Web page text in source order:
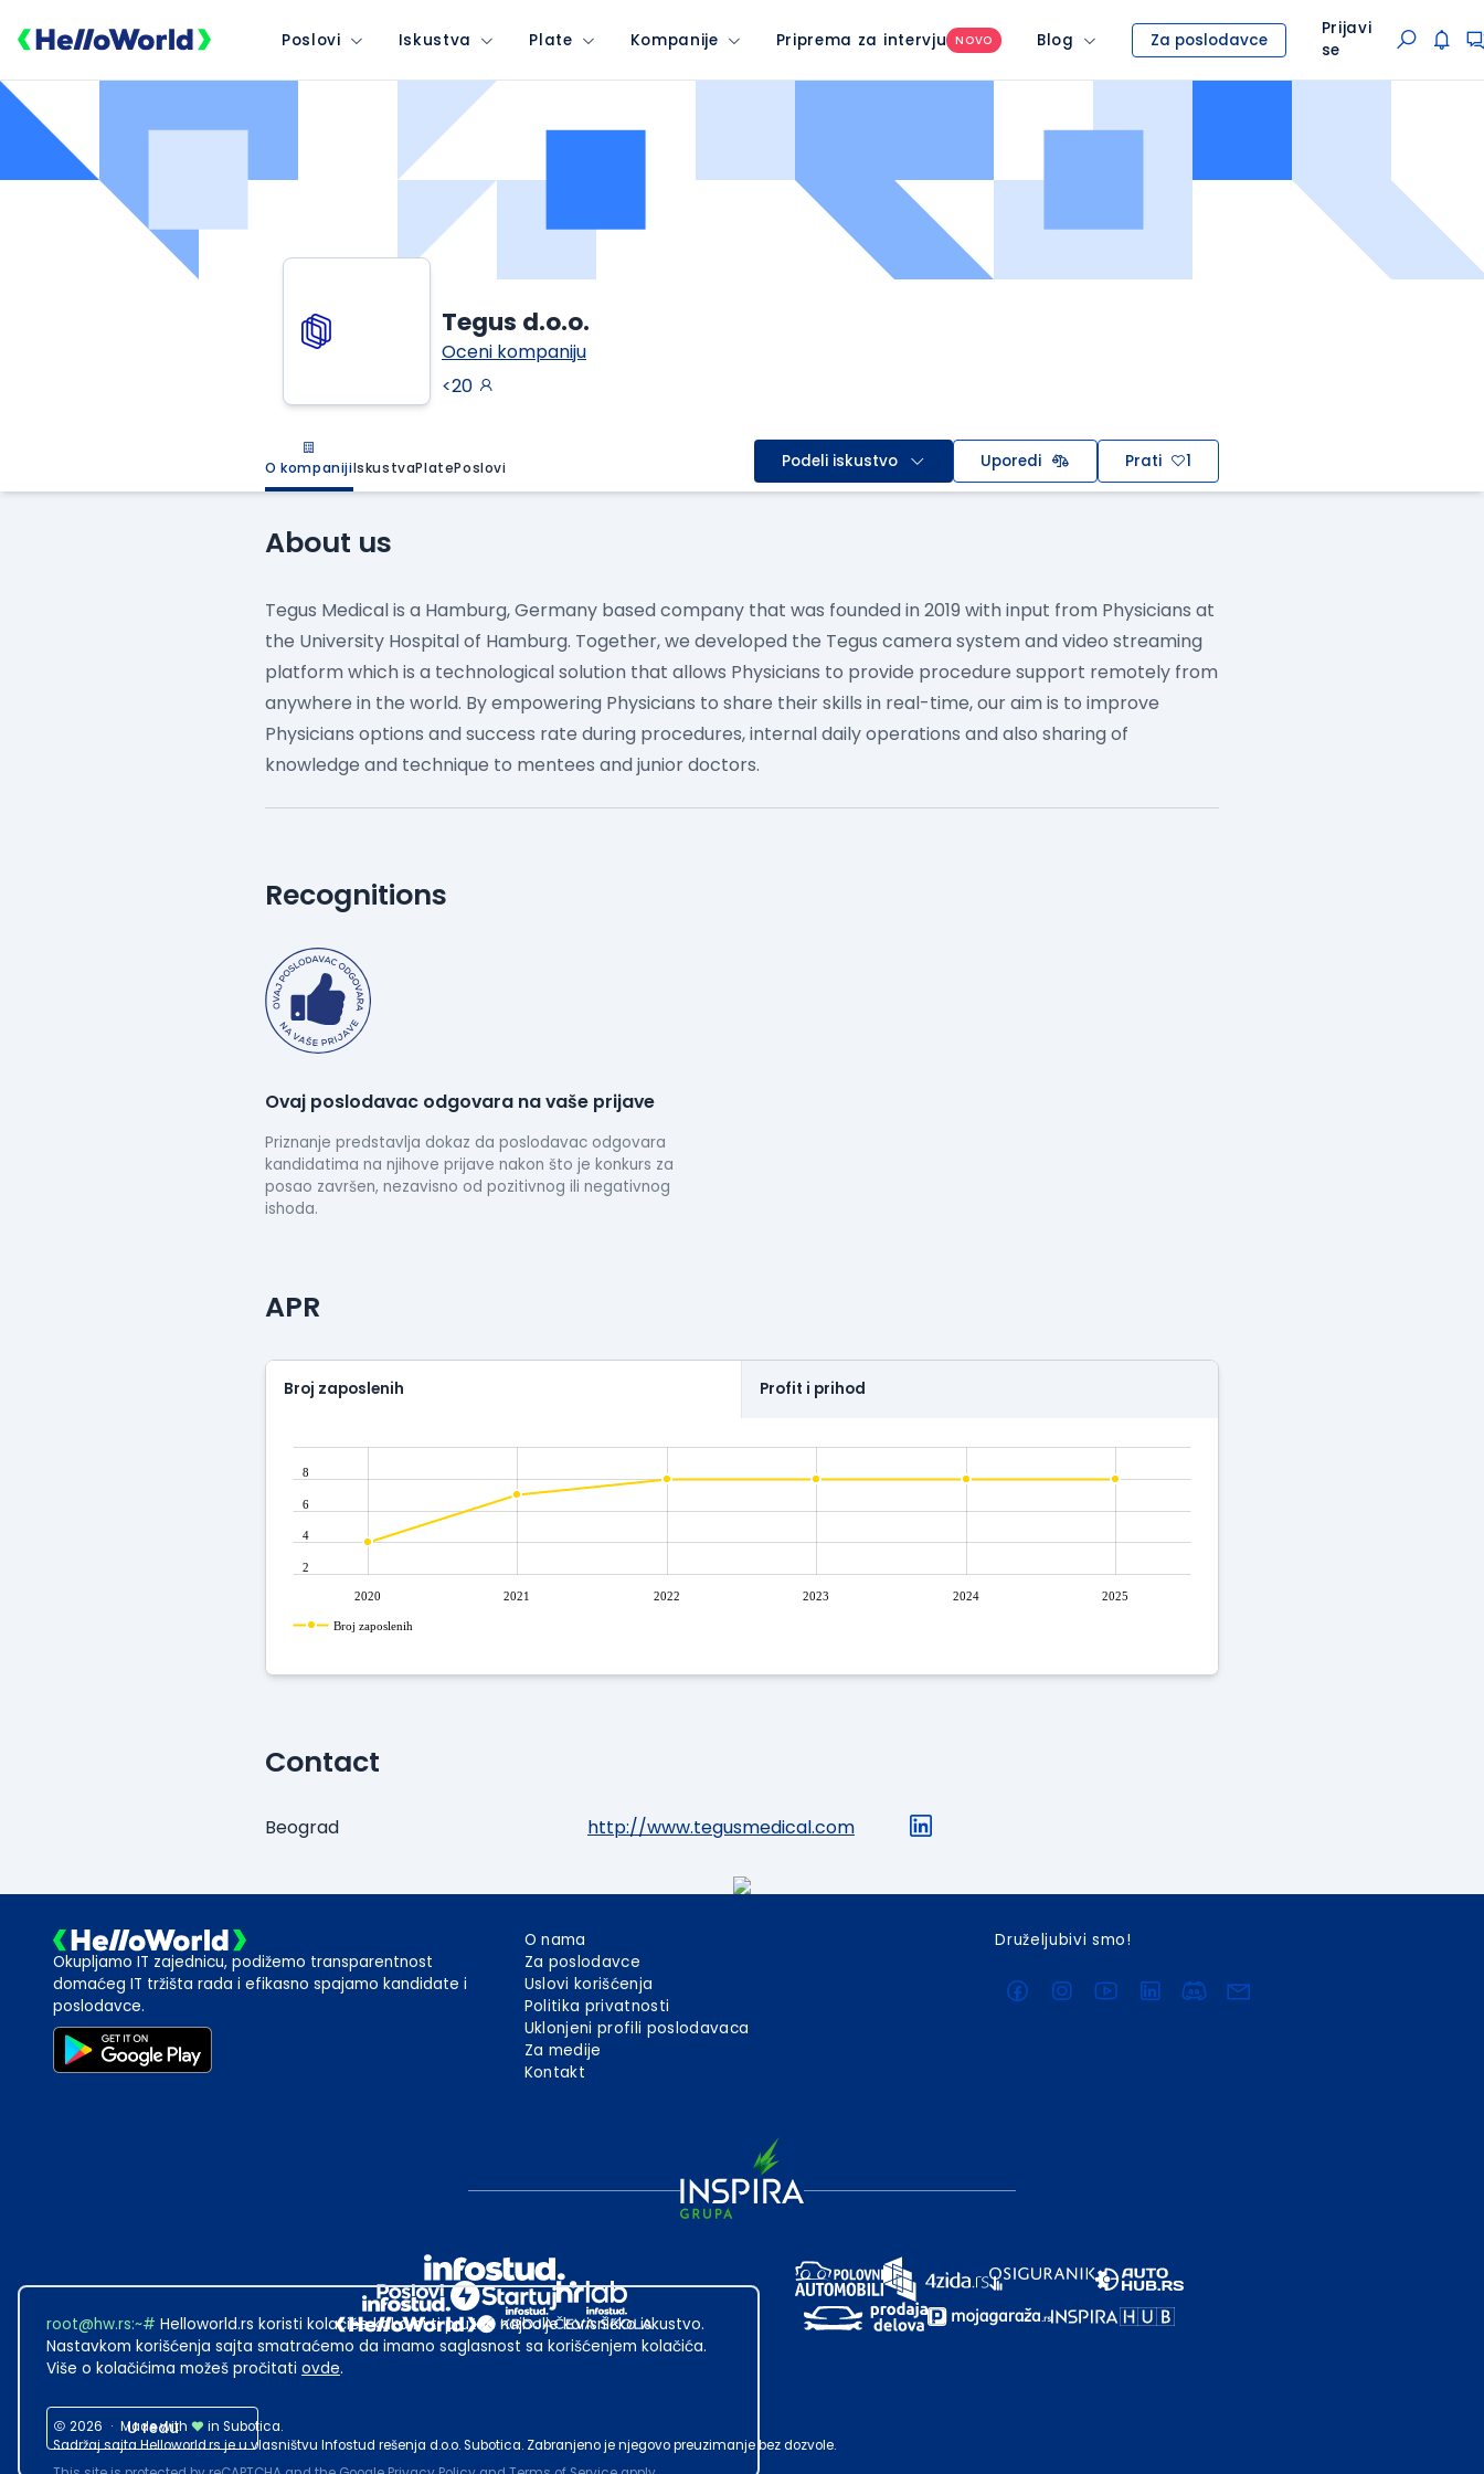
Poslovi Iskustva Plate Kompanije Priprema za intervju NOVO Blog Za poslodavce
Prijavi
se
Tegus d.o.o.
Oceni kompaniju
<20
O kompanijiIskustvaPlatePoslovi Podeli iskustvo Uporedi Prati 1
About us
Tegus Medical is a Hamburg, Germany based company that was founded in 2019 with input from Physicians at
the University Hospital of Hamburg. Together, we developed the Tegus camera system and video streaming
platform which is a technological solution that allows Physicians to provide procedure support remotely from
anywhere in the world. By empowering Physicians to share their skills in real-time, our aim is to improve
Physicians options and success rate during procedures, internal daily operations and also sharing of
knowledge and technique to mentees and junior doctors.
Recognitions
Ovaj poslodavac odgovara na vaše prijave
Priznanje predstavlja dokaz da poslodavac odgovara
kandidatima na njihove prijave nakon što je konkurs za
posao završen, nezavisno od pozitivnog ili negativnog
ishoda.
APR
Broj zaposlenih Profit i prihod
2020 2021 2022 2023 2024 2025
2
4
6
8
Broj zaposlenih
Contact
Beograd http://www.tegusmedical.com
Okupljamo IT zajednicu, podižemo transparentnost
domaćeg IT tržišta rada i efikasno spajamo kandidate i
poslodavce.
O nama
Za poslodavce
Uslovi korišćenja
Politika privatnosti
Uklonjeni profili poslodavaca
Za medije
Kontakt
Druželjubivi smo!
2026 · Made with
in Subotica.
Sadržaj sajta Helloworld.rs je u vlasništvu Infostud rešenja d.o.o. Subotica. Zabranjeno je njegovo preuzimanje bez dozvole.
root@hw.rs:~# Helloworld.rs koristi kolačiće kako bi ti pružao najbolje korisničko iskustvo.
Nastavkom korišćenja sajta smatraćemo da imamo saglasnost sa korišćenjem kolačića.
Više o kolačićima možeš pročitati ovde.
U redu